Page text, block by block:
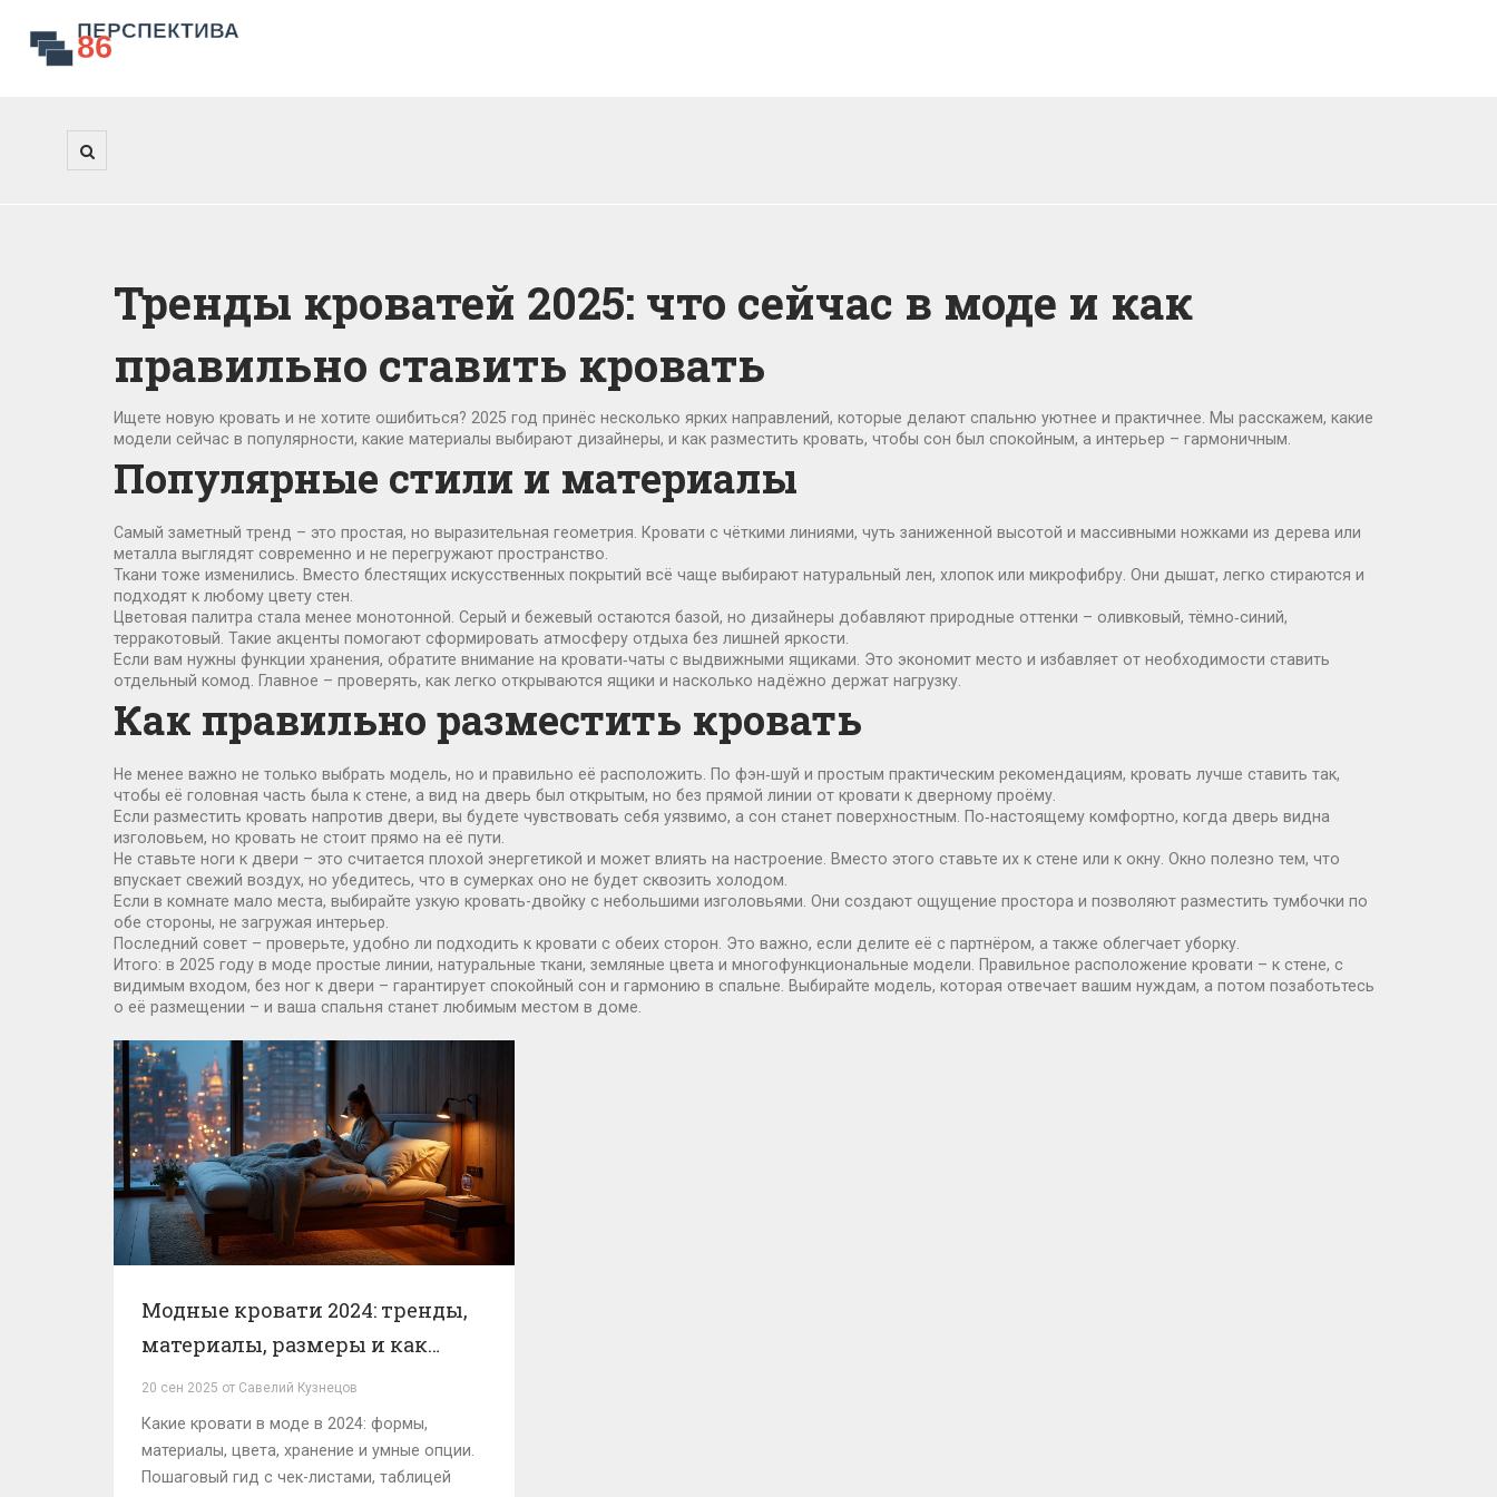
Тренды кроватей 2025: что сейчас в моде и как
правильно ставить кровать
Ищете новую кровать и не хотите ошибиться? 2025 год принёс несколько ярких направлений, которые делают спальню уютнее и практичнее. Мы расскажем, какие
модели сейчас в популярности, какие материалы выбирают дизайнеры, и как разместить кровать, чтобы сон был спокойным, а интерьер – гармоничным.
Популярные стили и материалы
Самый заметный тренд – это простая, но выразительная геометрия. Кровати с чёткими линиями, чуть заниженной высотой и массивными ножками из дерева или
металла выглядят современно и не перегружают пространство.
Ткани тоже изменились. Вместо блестящих искусственных покрытий всё чаще выбирают натуральный лен, хлопок или микрофибру. Они дышат, легко стираются и
подходят к любому цвету стен.
Цветовая палитра стала менее монотонной. Серый и бежевый остаются базой, но дизайнеры добавляют природные оттенки – оливковый, тёмно‑синий,
терракотовый. Такие акценты помогают сформировать атмосферу отдыха без лишней яркости.
Если вам нужны функции хранения, обратите внимание на кровати‑чаты с выдвижными ящиками. Это экономит место и избавляет от необходимости ставить
отдельный комод. Главное – проверять, как легко открываются ящики и насколько надёжно держат нагрузку.
Как правильно разместить кровать
Не менее важно не только выбрать модель, но и правильно её расположить. По фэн‑шуй и простым практическим рекомендациям, кровать лучше ставить так,
чтобы её головная часть была к стене, а вид на дверь был открытым, но без прямой линии от кровати к дверному проёму.
Если разместить кровать напротив двери, вы будете чувствовать себя уязвимо, а сон станет поверхностным. По‑настоящему комфортно, когда дверь видна
изголовьем, но кровать не стоит прямо на её пути.
Не ставьте ноги к двери – это считается плохой энергетикой и может влиять на настроение. Вместо этого ставьте их к стене или к окну. Окно полезно тем, что
впускает свежий воздух, но убедитесь, что в сумерках оно не будет сквозить холодом.
Если в комнате мало места, выбирайте узкую кровать-двойку с небольшими изголовьями. Они создают ощущение простора и позволяют разместить тумбочки по
обе стороны, не загружая интерьер.
Последний совет – проверьте, удобно ли подходить к кровати с обеих сторон. Это важно, если делите её с партнёром, а также облегчает уборку.
Итого: в 2025 году в моде простые линии, натуральные ткани, земляные цвета и многофункциональные модели. Правильное расположение кровати – к стене, с
видимым входом, без ног к двери – гарантирует спокойный сон и гармонию в спальне. Выбирайте модель, которая отвечает вашим нуждам, а потом позаботьтесь
о её размещении – и ваша спальня станет любимым местом в доме.
Модные кровати 2024: тренды,
материалы, размеры и как
выбрать без ошибок
20 сен 2025 от Савелий Кузнецов
Какие кровати в моде в 2024: формы,
материалы, цвета, хранение и умные опции.
Пошаговый гид с чек-листами, таблицей